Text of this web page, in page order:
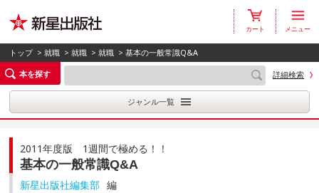
カート メニュー
トップ >就職 >就職 >就職 > 基本の一般常識Q&A
本を探す
詳細検索
ジャンル一覧
2011年度版 1週間で極める！！
基本の一般常識Q&A
新星出版社編集部 編